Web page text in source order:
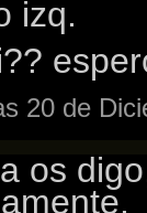
izq.
20 de
os